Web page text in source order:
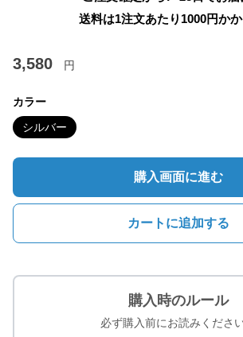
送料は1注文あたり 1000円か
3,580 円
カラー
シルバー
購入画面に進む
カートに追加する
購入時のルール
必ず購入前にお読みください